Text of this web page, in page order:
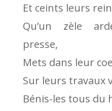
Et ceints leurs
Qu’un zèle
presse,
Mets dans leur
Sur leurs travaux
Bénis-les tous du